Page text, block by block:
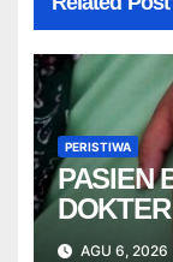
PERISTIWA
PASIEN
RSUP
AGU 6, 2026